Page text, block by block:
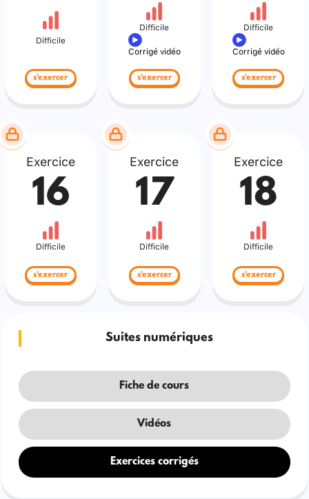
Difficile
s'exercer
Difficile
Corrigé vidéo
s'exercer
Difficile
Corrigé vidéo
s'exercer
Exercice
16
Difficile
s'exercer
Exercice
17
Difficile
s'exercer
Exercice
18
Difficile
s'exercer
Suites numériques
Fiche de cours
Vidéos
Exercices corrigés